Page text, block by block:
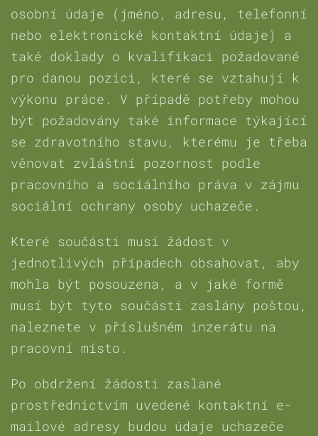
osobní údaje (jméno, adresu, telefonní
nebo elektronické kontaktní údaje) a
také doklady o kvalifikaci požadované
pro danou pozici, které se vztahují k
výkonu práce. V případě potřeby mohou
být požadovány také informace týkající
se zdravotního stavu, kterému je třeba
věnovat zvláštní pozornost podle
pracovního a sociálního práva v zájmu
sociální ochrany osoby uchazeče.
Které součásti musí žádost v
jednotlivých případech obsahovat, aby
mohla být posouzena, a v jaké formě
musí být tyto součásti zaslány poštou,
naleznete v příslušném inzerátu na
pracovní místo.
Po obdržení žádosti zaslané
prostřednictvím uvedené kontaktní e-
mailové adresy budou údaje uchazeče